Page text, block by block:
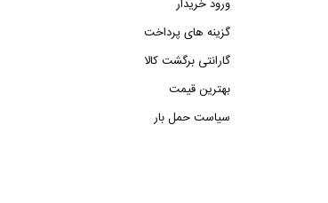
ورود خریدار
گزینه های پرداخت
گارانتی برگشت کالا
بهترین قیمت
سیاست حمل بار